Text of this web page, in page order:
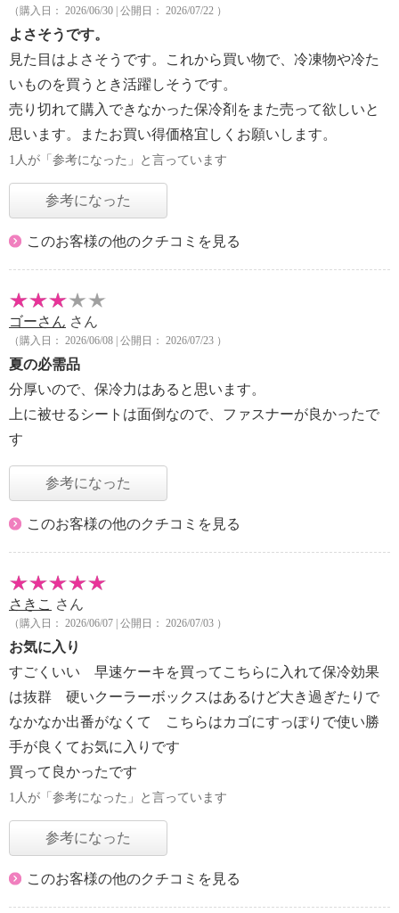
（購入日： 2026/06/30 | 公開日： 2026/07/22 ）
よさそうです。
見た目はよさそうです。これから買い物で、冷凍物や冷た
いものを買うとき活躍しそうです。
売り切れて購入できなかった保冷剤をまた売って欲しいと
思います。またお買い得価格宜しくお願いします。
1人が「参考になった」と言っています
参考になった
このお客様の他のクチコミを見る
ゴーさん さん
（購入日： 2026/06/08 | 公開日： 2026/07/23 ）
夏の必需品
分厚いので、保冷力はあると思います。
上に被せるシートは面倒なので、ファスナーが良かったで
す
参考になった
このお客様の他のクチコミを見る
さきこ さん
（購入日： 2026/06/07 | 公開日： 2026/07/03 ）
お気に入り
すごくいい 早速ケーキを買ってこちらに入れて保冷効果
は抜群 硬いクーラーボックスはあるけど大き過ぎたりで
なかなか出番がなくて こちらはカゴにすっぽりで使い勝
手が良くてお気に入りです
買って良かったです
1人が「参考になった」と言っています
参考になった
このお客様の他のクチコミを見る